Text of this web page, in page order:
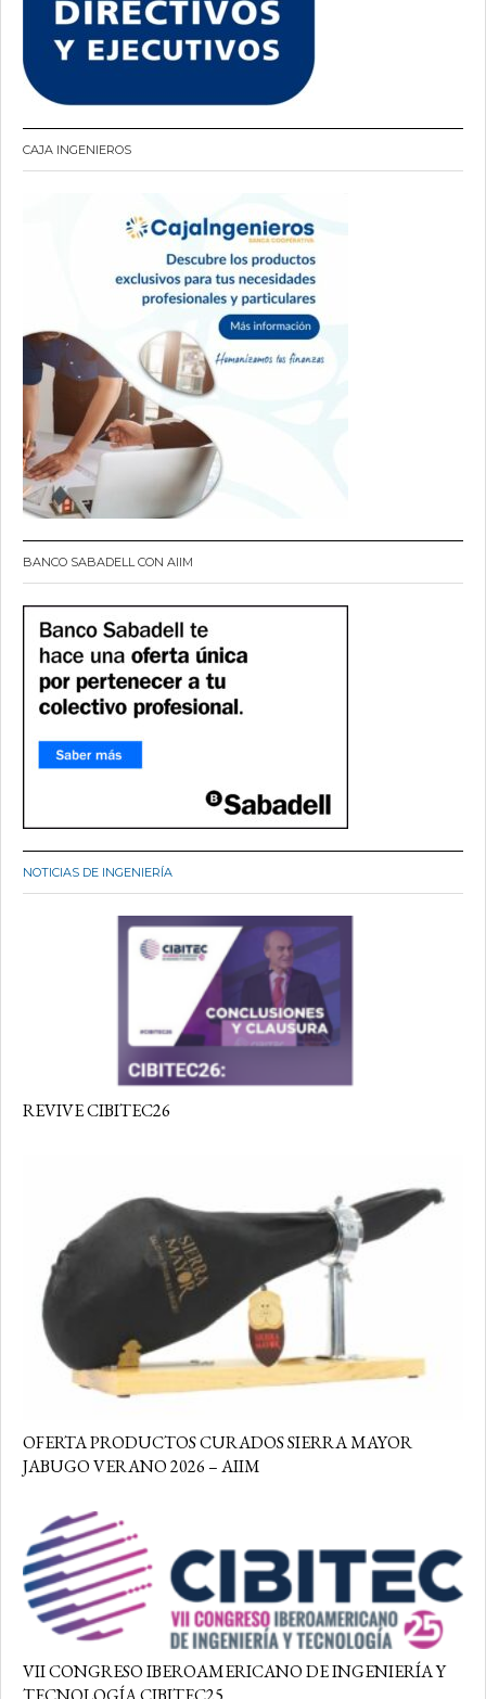
CAJA INGENIEROS
BANCO SABADELL CON AIIM
NOTICIAS DE INGENIERÍA
REVIVE CIBITEC26
OFERTA PRODUCTOS CURADOS SIERRA MAYOR
JABUGO VERANO 2026 – AIIM
VII CONGRESO IBEROAMERICANO DE INGENIERÍA Y